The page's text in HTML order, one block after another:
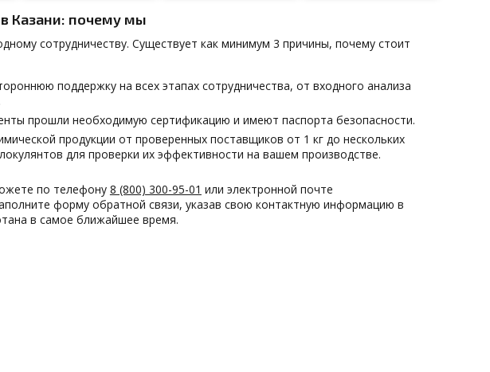
Казани: почему мы
сотрудничеству. Существует как минимум 3 причины, почему стоит
поддержку на всех этапах сотрудничества, от входного анализа
прошли необходимую сертификацию и имеют паспорта безопасности.
продукции от проверенных поставщиков от 1 кг до нескольких
для проверки их эффективности на вашем производстве.
по телефону 8 (800) 300-95-01 или электронной почте
форму обратной связи, указав свою контактную информацию в
в самое ближайшее время.